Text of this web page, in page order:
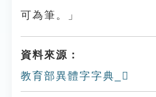
可為筆。」
資料來源：
教育部異體字字典_𪔼